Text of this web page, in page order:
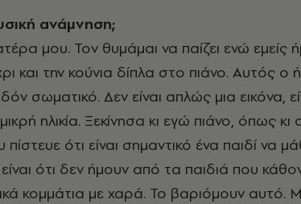
ανάμνηση;
μου. Τον θυμάμαι να παίζει ενώ εμείς
και την κούνια δίπλα στο πιάνο. Αυτός ο
σωματικό. Δεν είναι απλώς μια εικόνα,
ηλικία. Ξεκίνησα κι εγώ πιάνο, όπως
ότι είναι σημαντικό ένα παιδί να
ότι δεν ήμουν από τα παιδιά που
κομμάτια με χαρά. Το βαριόμουν αυτό.